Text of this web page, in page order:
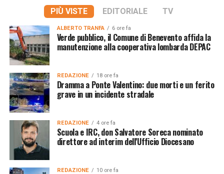
PIÙ VISTE EDITORIALE TV
ALBERTO TRANFA 6 ore fa
Verde pubblico, il Comune di Benevento affida la
manutenzione alla cooperativa lombarda DEPAC
REDAZIONE 18 ore fa
Dramma a Ponte Valentino: due morti e un ferito
grave in un incidente stradale
REDAZIONE 4 ore fa
Scuola e IRC, don Salvatore Soreca nominato
direttore ad interim dell'Ufficio Diocesano
REDAZIONE 10 ore fa